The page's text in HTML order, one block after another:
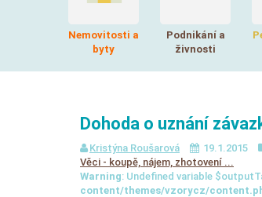
Nemovitosti a
byty
Podnikání a
živnosti
Dohoda o uznání
Kristýna Roušarová 19.1.2015
Věci - koupě, nájem, zhotovení ...
Warning: Undefined variable
content/themes/vzorycz/